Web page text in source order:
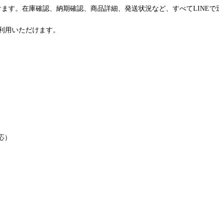
す。在庫確認、納期確認、商品詳細、発送状況など、すべてLINEで
いただけます。